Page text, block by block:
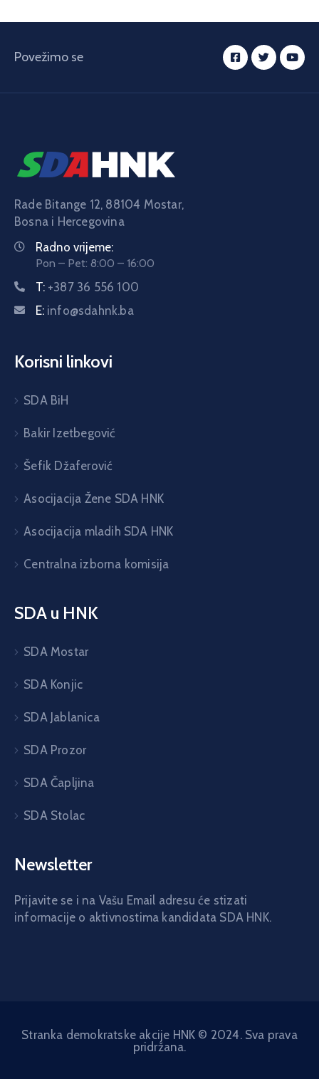
Povežimo se
Rade Bitange 12, 88104 Mostar,
Bosna i Hercegovina
Radno vrijeme:
Pon – Pet: 8:00 – 16:00
T: +387 36 556 100
E: info@sdahnk.ba
Korisni linkovi
SDA BiH
Bakir Izetbegović
Šefik Džaferović
Asocijacija Žene SDA HNK
Asocijacija mladih SDA HNK
Centralna izborna komisija
SDA u HNK
SDA Mostar
SDA Konjic
SDA Jablanica
SDA Prozor
SDA Čapljina
SDA Stolac
Newsletter
Prijavite se i na Vašu Email adresu će stizati
informacije o aktivnostima kandidata SDA HNK.
Stranka demokratske akcije HNK © 2024. Sva prava
pridržana.